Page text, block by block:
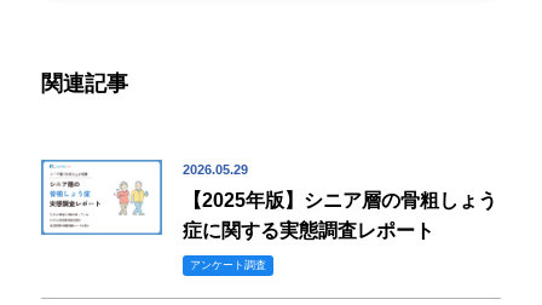
関連記事
2026.05.29
【2025年版】シニア層の骨粗しょう
症に関する実態調査レポート
アンケート調査